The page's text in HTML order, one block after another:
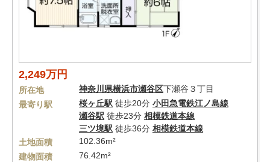
2,249万円
所在地 神奈川県横浜市瀬谷区下瀬谷３丁目
最寄り駅
桜ヶ丘駅 徒歩20分 小田急電鉄江ノ島線
瀬谷駅 徒歩23分 相模鉄道本線
三ツ境駅 徒歩36分 相模鉄道本線
土地面積
102.36m²
建物面積
76.42m²